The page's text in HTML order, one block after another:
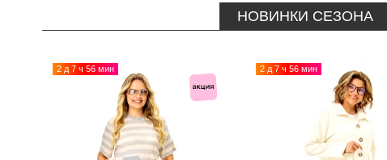
НОВИНКИ СЕЗОНА
2 д 7 ч 56 мин 2 д 7 ч 56 мин